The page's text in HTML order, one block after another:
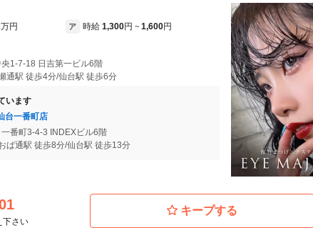
万円 ア 時給 1,300円 ~ 1,600円
央1-7-18 日吉第一ビル6階
通駅 徒歩4分/仙台駅 徒歩6分
います
台一番町店
一番町3-4-3 INDEXビル6階
ば通駅 徒歩8分/仙台駅 徒歩13分
キープする
下さい